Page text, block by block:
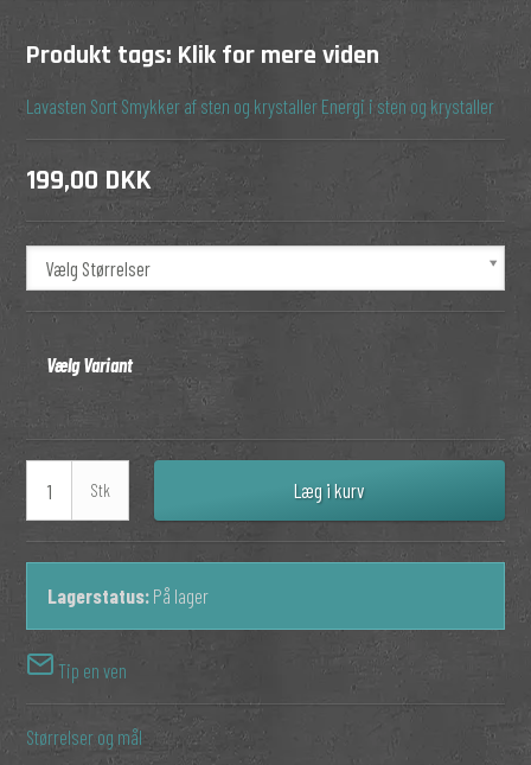
Produkt tags: Klik for mere viden
Lavasten Sort Smykker af sten og krystaller Energi i sten og krystaller
199,00 DKK
Vælg Størrelser
Vælg Variant
Stk Læg i kurv
Lagerstatus: På lager
Tip en ven
Størrelser og mål